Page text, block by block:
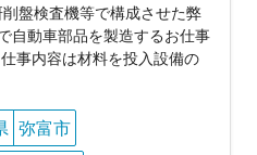
盤検査機等で構成させた弊
自動車部品を製造するお仕事
事内容は材料を投入設備の
弥富市